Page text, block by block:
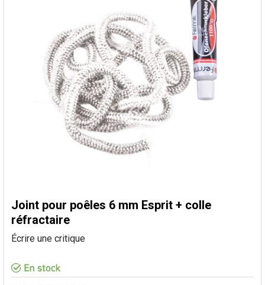
Joint pour poêles 6 mm Esprit + colle
réfractaire
Écrire une critique